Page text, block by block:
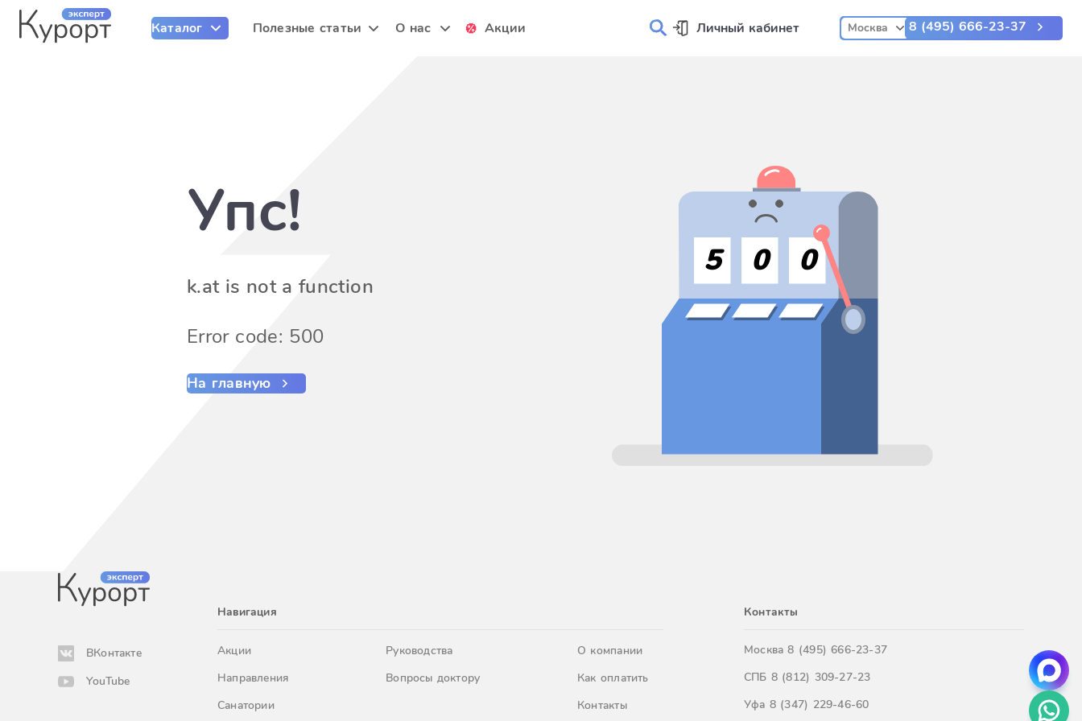
Каталог Полезные статьи О нас Акции Личный кабинет Москва 8 (495) 666-23-37
Упс!
k.at is not a function
Error code: 500
На главную
5 0 0
ВКонтакте
YouTube
Навигация
Акции
Направления
Санатории
Руководства
Вопросы доктору
О компании
Как оплатить
Контакты
Контакты
Москва8 (495) 666-23-37
СПБ 8 (812) 309-27-23
Уфа 8 (347) 229-46-60